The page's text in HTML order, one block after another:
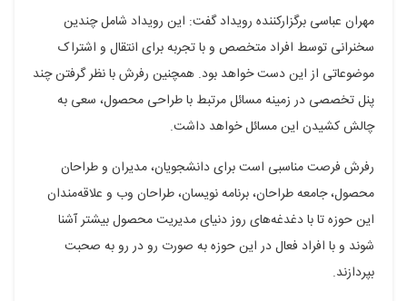
مهران عباسی برگزارکننده رویداد گفت: این رویداد شامل چندین
سخنرانی توسط افراد متخصص و با تجربه‌ برای انتقال و اشتراک
موضوعاتی از این دست خواهد بود. همچنین رفرش با نظر گرفتن چند
پنل تخصصی در زمینه مسائل مرتبط با طراحی محصول، سعی به
چالش کشیدن این مسائل خواهد داشت.
رفرش فرصت مناسبی است برای دانشجویان، مدیران و طراحان
محصول، جامعه طراحان، برنامه نویسان، طراحان وب و علاقه‌مندان
این حوزه تا با دغدغه‌های روز دنیای مدیریت محصول بیشتر آشنا
شوند و با افراد فعال در این حوزه به صورت رو در رو به صحبت
بپردازند.